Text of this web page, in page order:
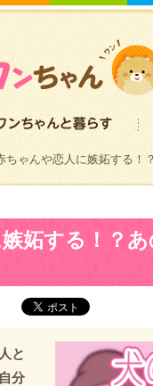
ちゃんや恋人に嫉妬する
妬する！？
と
分